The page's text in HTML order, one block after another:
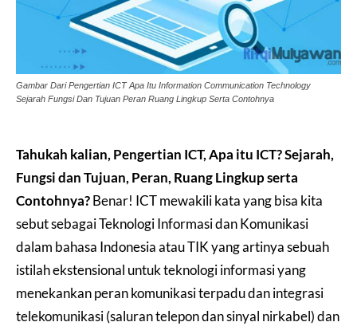
Gambar Dari Pengertian ICT Apa Itu Information Communication Technology
Sejarah Fungsi Dan Tujuan Peran Ruang Lingkup Serta Contohnya
Tahukah kalian, Pengertian ICT, Apa itu ICT? Sejarah,
Fungsi dan Tujuan, Peran, Ruang Lingkup serta
Contohnya?Benar! ICT mewakili kata yang bisa kita
sebut sebagai Teknologi Informasi dan Komunikasi
dalam bahasa Indonesia atau TIK yang artinya sebuah
istilah ekstensional untuk teknologi informasi yang
menekankan peran komunikasi terpadu dan integrasi
telekomunikasi (saluran telepon dan sinyal nirkabel) dan